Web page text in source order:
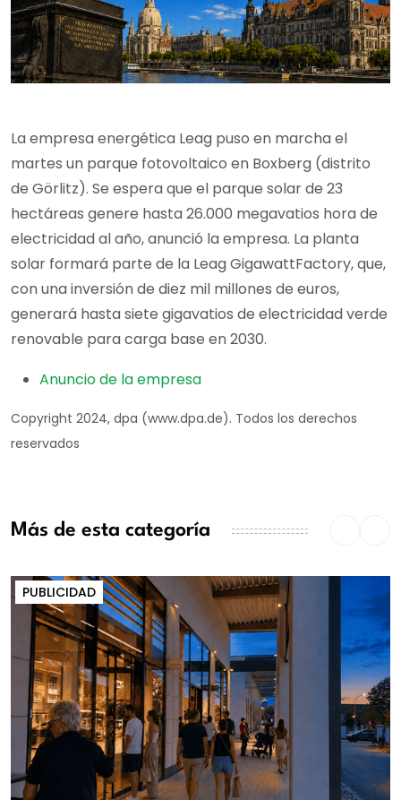
La empresa energética Leag puso en marcha el
martes un parque fotovoltaico en Boxberg (distrito
de Görlitz). Se espera que el parque solar de 23
hectáreas genere hasta 26.000 megavatios hora de
electricidad al año, anunció la empresa. La planta
solar formará parte de la Leag GigawattFactory, que,
con una inversión de diez mil millones de euros,
generará hasta siete gigavatios de electricidad verde
renovable para carga base en 2030.
Anuncio de la empresa
Copyright 2024, dpa (www.dpa.de). Todos los derechos
reservados
Más de esta categoría
PUBLICIDAD